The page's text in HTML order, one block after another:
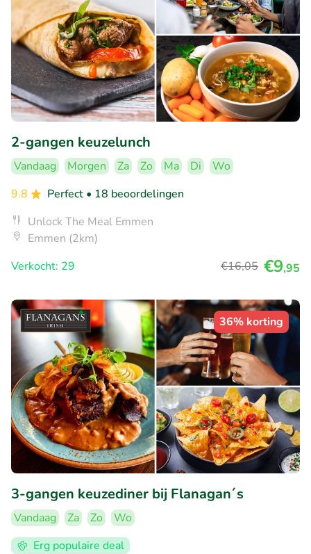
2-gangen keuzelunch
Vandaag Morgen Za Zo Ma Di
Wo
9.8
Perfect • 18 beoordelingen
Unlock The Meal Emmen
Emmen (2km)
Verkocht: 29
€16,05 €9,95
36% korting
3-gangen keuzediner bij Flanagan´s
Vandaag Za Zo
Wo
Erg populaire deal